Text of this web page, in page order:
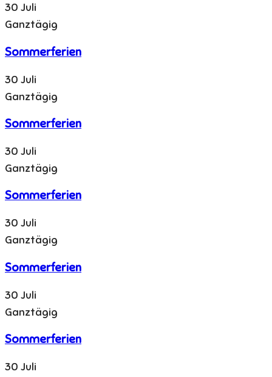
30 Juli
Ganztägig
Sommerferien
30 Juli
Ganztägig
Sommerferien
30 Juli
Ganztägig
Sommerferien
30 Juli
Ganztägig
Sommerferien
30 Juli
Ganztägig
Sommerferien
30 Juli